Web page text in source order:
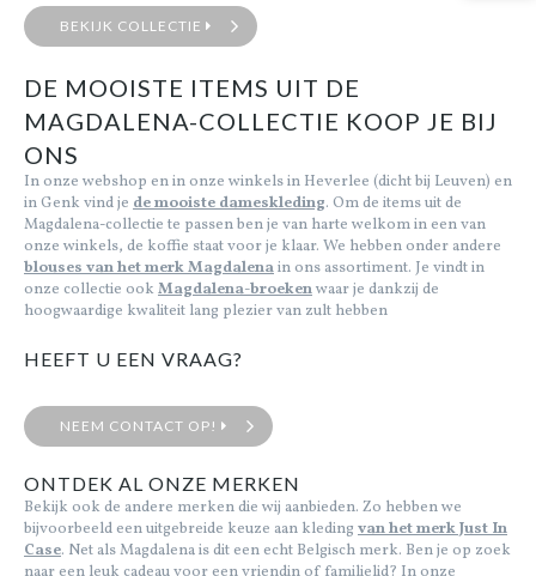
Cadeaubon
Outlet
BEKIJK COLLECTIE
DE MOOISTE ITEMS UIT DE
MAGDALENA-COLLECTIE KOOP JE BIJ
ONS
In onze webshop en in onze winkels in Heverlee (dicht bij Leuven) en
in Genk vind je de mooiste dameskleding. Om de items uit de
Magdalena-collectie te passen ben je van harte welkom in een van
onze winkels, de koffie staat voor je klaar. We hebben onder andere
blouses van het merk Magdalenain ons assortiment. Je vindt in
onze collectie ook Magdalena-broekenwaar je dankzij de
hoogwaardige kwaliteit lang plezier van zult hebben
HEEFT U EEN VRAAG?
NEEM CONTACT OP!
ONTDEK AL ONZE MERKEN
Bekijk ook de andere merken die wij aanbieden. Zo hebben we
bijvoorbeeld een uitgebreide keuze aan kleding van het merk Just In
Case. Net als Magdalena is dit een echt Belgisch merk. Ben je op zoek